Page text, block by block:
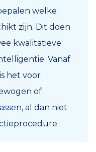
welke
zijn. Dit doen
kwalitatieve
Vanaf
het voor
of
al dan niet